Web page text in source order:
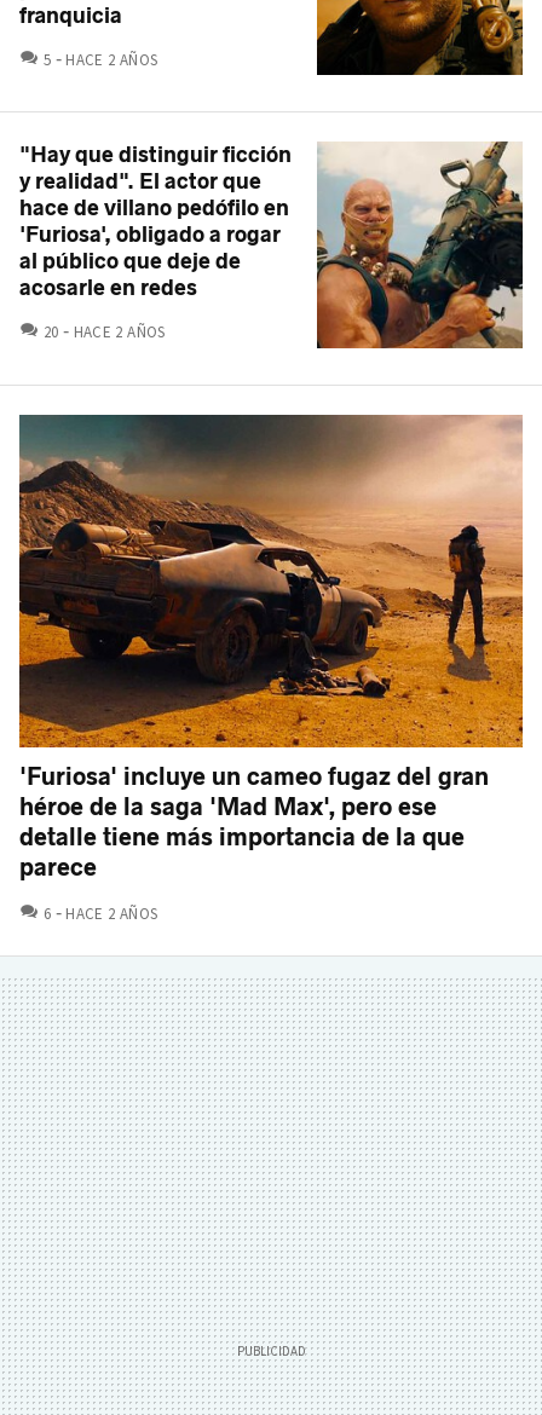
franquicia
5 COMENTARIOS
HACE 2 AÑOS
"Hay que distinguir ficción
y realidad". El actor que
hace de villano pedófilo en
'Furiosa', obligado a rogar
al público que deje de
acosarle en redes
20 COMENTARIOS
HACE 2 AÑOS
'Furiosa' incluye un cameo fugaz del gran
héroe de la saga 'Mad Max', pero ese
detalle tiene más importancia de la que
parece
6 COMENTARIOS
HACE 2 AÑOS